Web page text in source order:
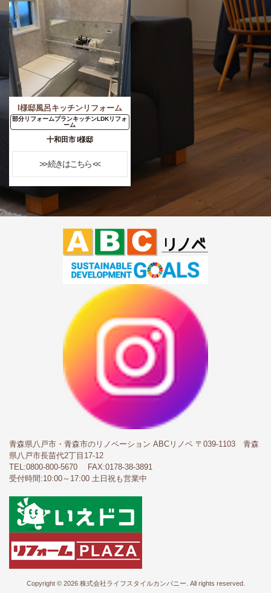
I様邸風呂キッチンリフォーム
部分リフォームプランキッチンLDKリフォ
ーム
十和田市 I様邸
>> 続きはこちら <<
青森県八戸市・青森市のリノベーション ABCリノベ 〒039-1103 青森
県八戸市長苗代2丁目17-12
TEL:0800-800-5670 FAX:0178-38-3891
受付時間:10:00～17:00 土日祝も営業中
Copyright © 2026 株式会社ライフスタイルカンパニー. All rights reserved.